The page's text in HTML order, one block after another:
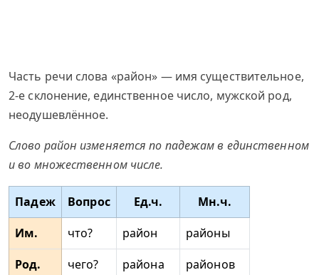
Часть речи слова «район» — имя существительное,
2-е склонение, единственное число, мужской род,
неодушевлённое.
Слово район изменяется по падежам в единственном
и во множественном числе.
Падеж Вопрос Ед.ч.
Мн.ч.
Им.
что? район
районы
Род.
чего? района
районов